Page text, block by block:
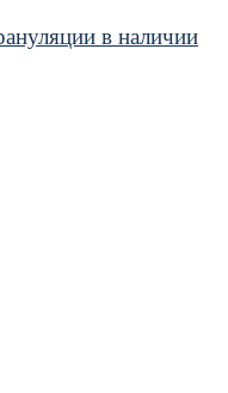
в наличии